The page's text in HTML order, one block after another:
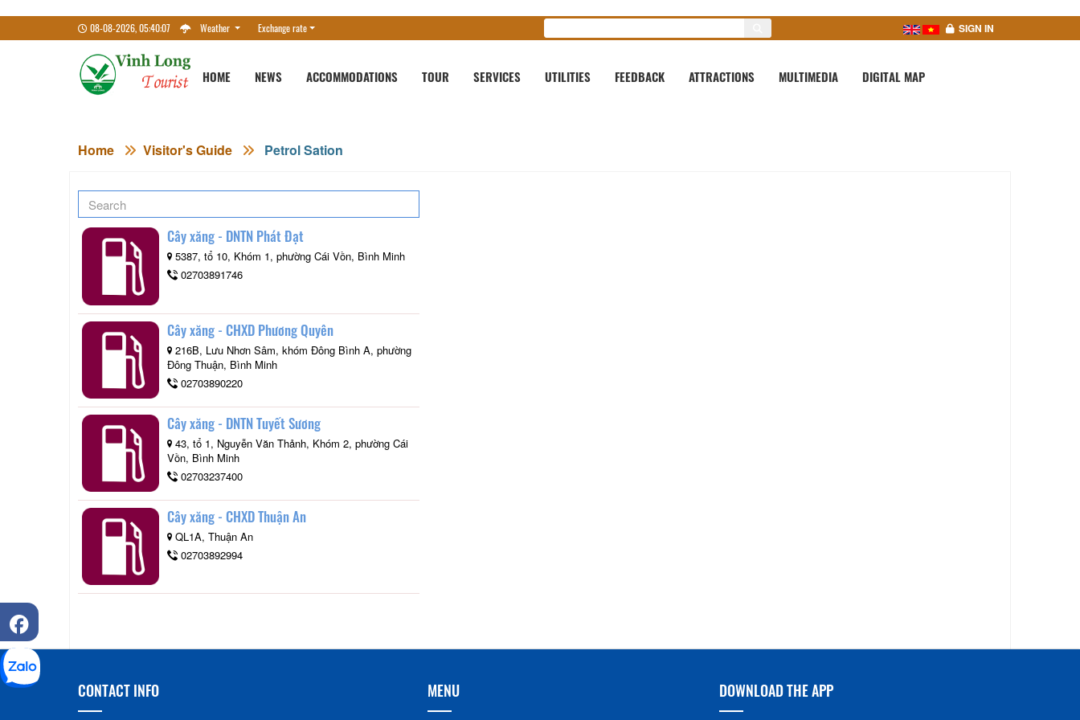
08-08-2026, 05:40:08 Weather Exchange rate SIGN IN
HOME NEWS ACCOMMODATIONS TOUR SERVICES UTILITIES FEEDBACK ATTRACTIONS MULTIMEDIA DIGITAL MAP
Home Visitor's Guide Petrol Sation
Cây xăng - DNTN Phát Đạt
5387, tổ 10, Khóm 1, phường Cái Vồn, Bình Minh
02703891746
Cây xăng - CHXD Phương Quyên
216B, Lưu Nhơn Sâm, khóm Đông Bình A, phường
Đông Thuận, Bình Minh
02703890220
Cây xăng - DNTN Tuyết Sương
43, tổ 1, Nguyễn Văn Thảnh, Khóm 2, phường Cái
Vồn, Bình Minh
02703237400
Cây xăng - CHXD Thuận An
QL1A, Thuận An
02703892994
CONTACT INFO MENU DOWNLOAD THE APP